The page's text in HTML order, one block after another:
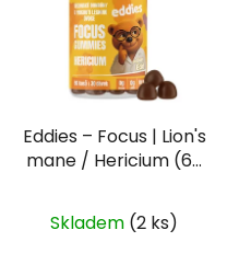
Eddies – Focus | Lion's
mane / Hericium (60
Skladem (2 ks)